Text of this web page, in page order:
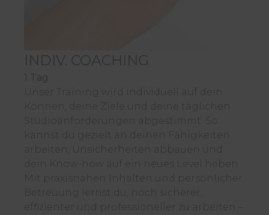
INDIV. COACHING
1 Tag
Unser Training wird individuell auf dein
Können, deine Ziele und deine täglichen
Studioanforderungen abgestimmt. So
kannst du gezielt an deinen Fähigkeiten
arbeiten, Unsicherheiten abbauen und
dein Know-how auf ein neues Level heben.
Mit praxisnahen Inhalten und persönlicher
Betreuung lernst du, noch sicherer,
effizienter und professioneller zu arbeiten –